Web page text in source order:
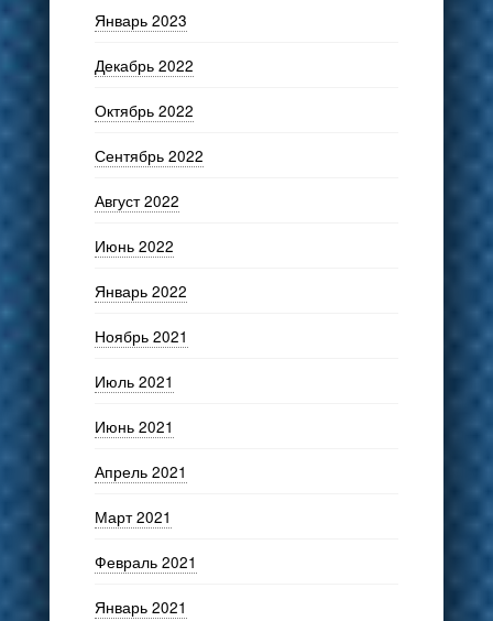
Январь 2023
Декабрь 2022
Октябрь 2022
Сентябрь 2022
Август 2022
Июнь 2022
Январь 2022
Ноябрь 2021
Июль 2021
Июнь 2021
Апрель 2021
Март 2021
Февраль 2021
Январь 2021